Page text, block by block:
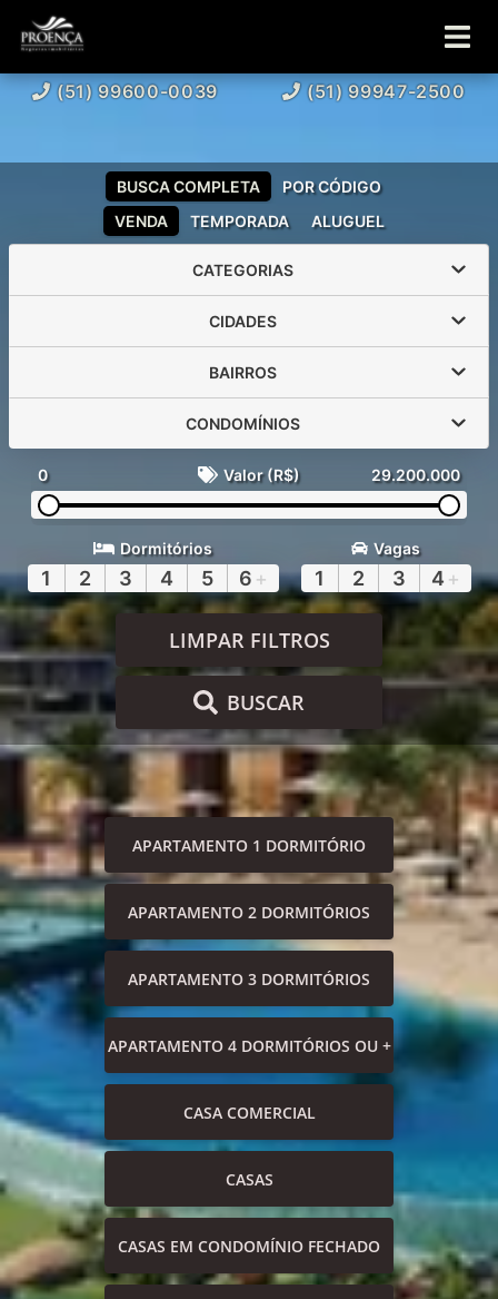
(51) 99600-0039 (51) 99947-2500
VENDA TEMPORADA ALUGUEL
BUSCA COMPLETA POR CÓDIGO
CATEGORIAS
CIDADES
BAIRROS
CONDOMÍNIOS
0 Valor (R$) 29.200.000
Dormitórios
1 2 3 4 5 6 +
Vagas
1 2 3 4 +
LIMPAR FILTROS
BUSCAR
APARTAMENTO 1 DORMITÓRIO
APARTAMENTO 2 DORMITÓRIOS
APARTAMENTO 3 DORMITÓRIOS
APARTAMENTO 4 DORMITÓRIOS OU +
CASA COMERCIAL
CASAS
CASAS EM CONDOMÍNIO FECHADO